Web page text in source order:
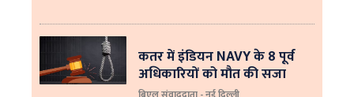
कतर में इंडियन NAVY के 8 पूर्व
अधिकारियों को मौत की सजा